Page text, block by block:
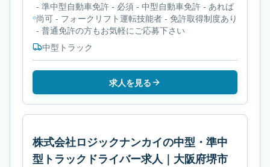
- 準中型自動車免許 - 必須 - 中型自動車免許 - あれば
尚可 - フォークリフト運転技能者 - 免許取得制度あり
- 普通免許の方もお気軽にご応募下さい
中型トラック
求人を見る
株式会社ロジックナンカイの中型・準中
型トラックドライバー求人｜大阪府堺市